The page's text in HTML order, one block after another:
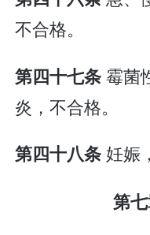
不合格。
第四十七条霉菌
炎，不合格。
第四十八条妊娠
第